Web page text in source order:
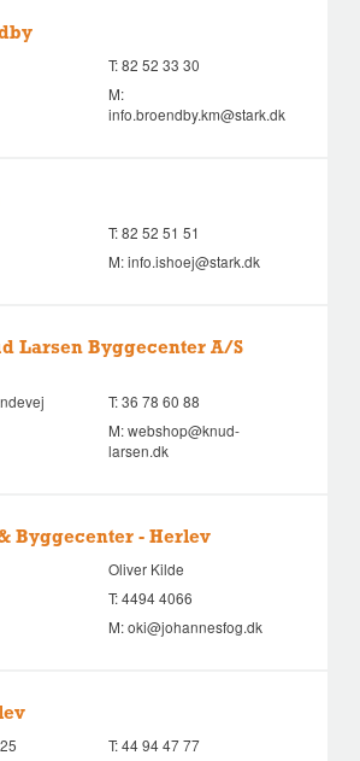
T:82 52 33 30
M:
info.broendby.km@stark.dk
T:82 52 51 51
M:info.ishoej@stark.dk
Larsen Byggecenter A/S
T:36 78 60 88
M:webshop@knud-
larsen.dk
Byggecenter - Herlev
Oliver Kilde
T:4494 4066
M:oki@johannesfog.dk
T:44 94 47 77